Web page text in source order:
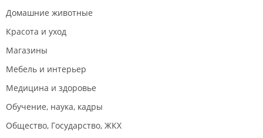
Домашние животные
Красота и уход
Магазины
Мебель и интерьер
Медицина и здоровье
Обучение, наука, кадры
Общество, Государство, ЖКХ